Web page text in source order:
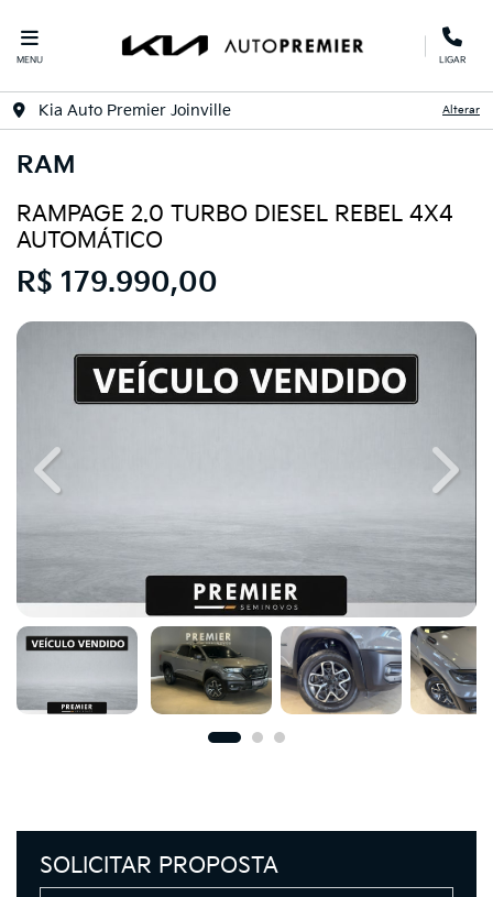
MENU LIGAR
Kia Auto Premier Joinville Alterar
RAM
RAMPAGE 2.0 TURBO DIESEL REBEL 4X4
AUTOMÁTICO
R$ 179.990,00
Previous Next
SOLICITAR PROPOSTA